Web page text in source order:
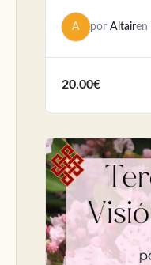
A por Altairen
20.00€